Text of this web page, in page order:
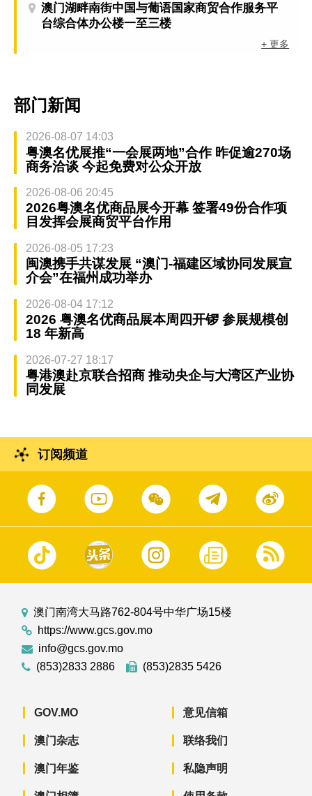
澳门湖畔南街中国与葡语国家商贸合作服务平
台综合体办公楼一至三楼
+ 更多
部门新闻
2026-08-07 14:03
粤澳名优展推“一会展两地”合作 昨促逾270场
商务洽谈 今起免费对公众开放
2026-08-06 20:45
2026粤澳名优商品展今开幕 签署49份合作项
目发挥会展商贸平台作用
2026-08-05 17:23
闽澳携手共谋发展 “澳门-福建区域协同发展宣
介会”在福州成功举办
2026-08-04 17:12
2026 粤澳名优商品展本周四开锣 参展规模创
18 年新高
2026-07-27 18:17
粤港澳赴京联合招商 推动央企与大湾区产业协
同发展
订阅频道
澳门南湾大马路762-804号中华广场15楼
https://www.gcs.gov.mo
info@gcs.gov.mo
(853)2833 2886
(853)2835 5426
GOV.MO
澳门杂志
澳门年鉴
意见信箱
联络我们
私隐声明